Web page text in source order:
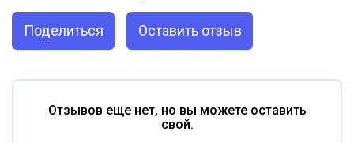
Поделиться Оставить отзыв
Отзывов еще нет, но вы можете оставить
свой.